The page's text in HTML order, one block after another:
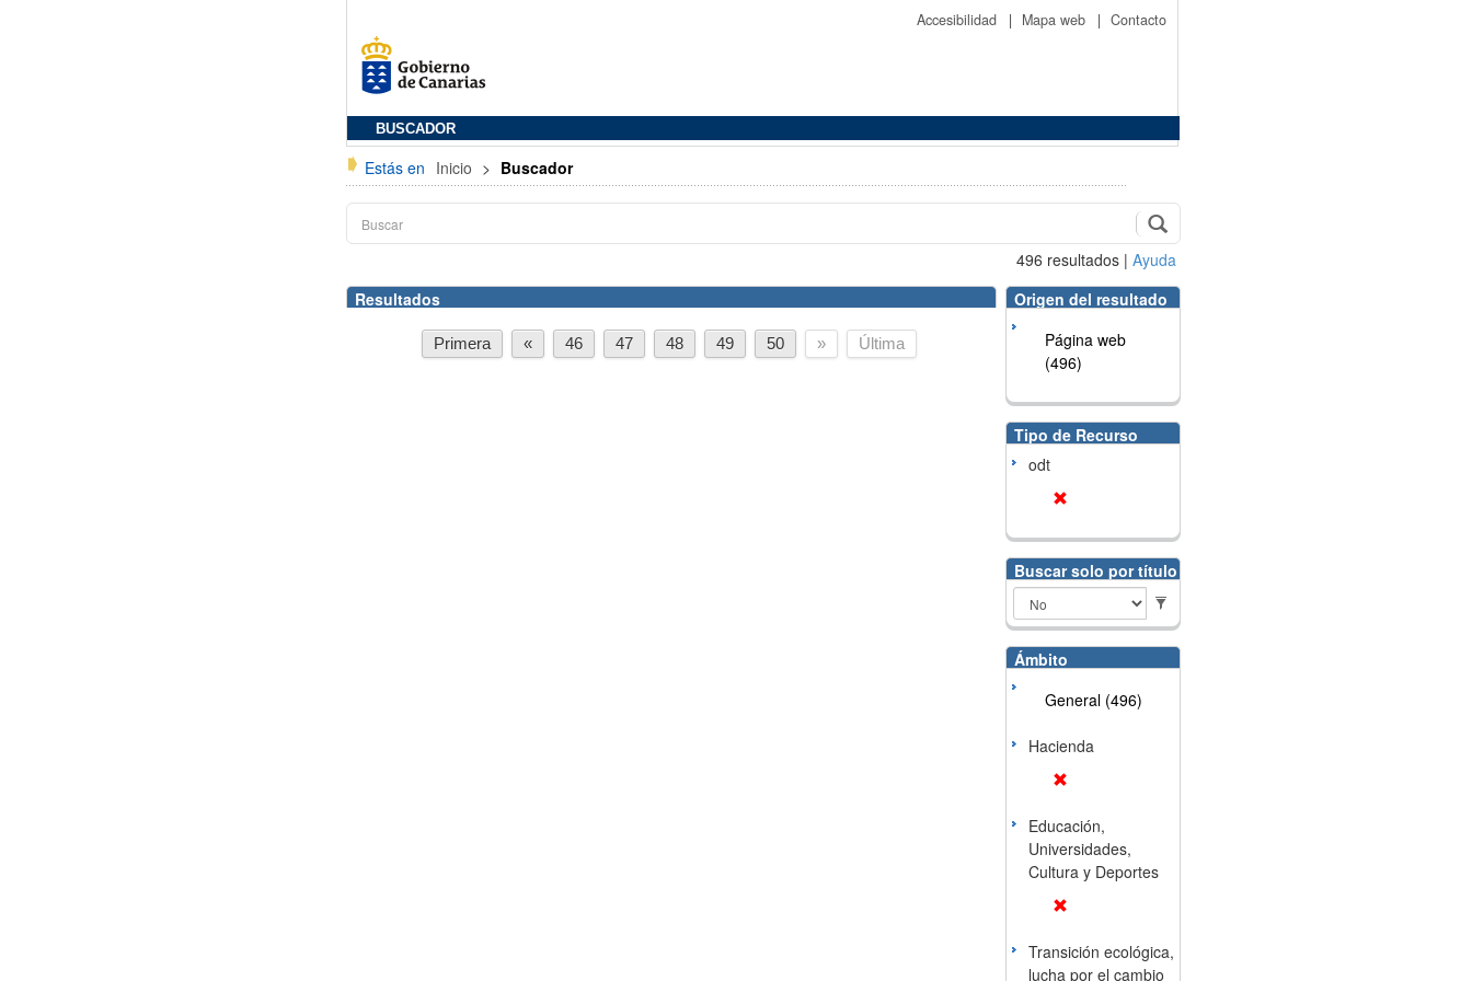
Accesibilidad | Mapa web | Contacto
BUSCADOR
Estás en Inicio > Buscador
496 resultados | Ayuda
Resultados
Primera « 46 47 48 49 50 » Última
Origen del resultado
Página web
(496)
Tipo de Recurso
odt
Buscar solo por título
Ámbito
General (496)
Hacienda
Educación,
Universidades,
Cultura y Deportes
Transición ecológica,
lucha por el cambio